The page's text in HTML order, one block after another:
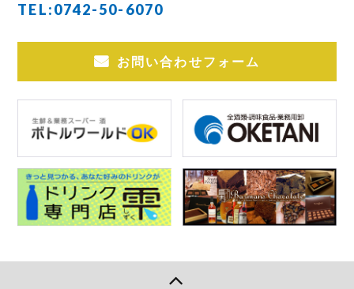
TEL:0742-50-6070
お問い合わせフォーム